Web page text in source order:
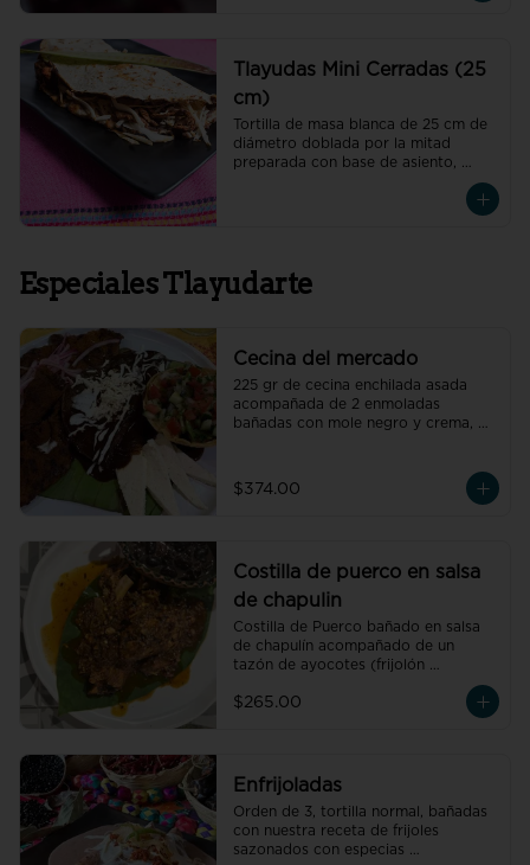
Tlayudas Mini Cerradas (25
cm)
Tortilla de masa blanca de 25 cm de
diámetro doblada por la mitad
preparada con base de asiento,
pasta de frijol con toque de hoja de
Especiales Tlayudarte
Cecina del mercado
225 gr de cecina enchilada asada
acompañada de 2 enmoladas
bañadas con mole negro y crema,
$374.00
Costilla de puerco en salsa
de chapulin
Costilla de Puerco bañado en salsa
de chapulín acompañado de un
tazón de ayocotes (frijolón
$265.00
Enfrijoladas
Orden de 3, tortilla normal, bañadas
con nuestra receta de frijoles
sazonados con especias